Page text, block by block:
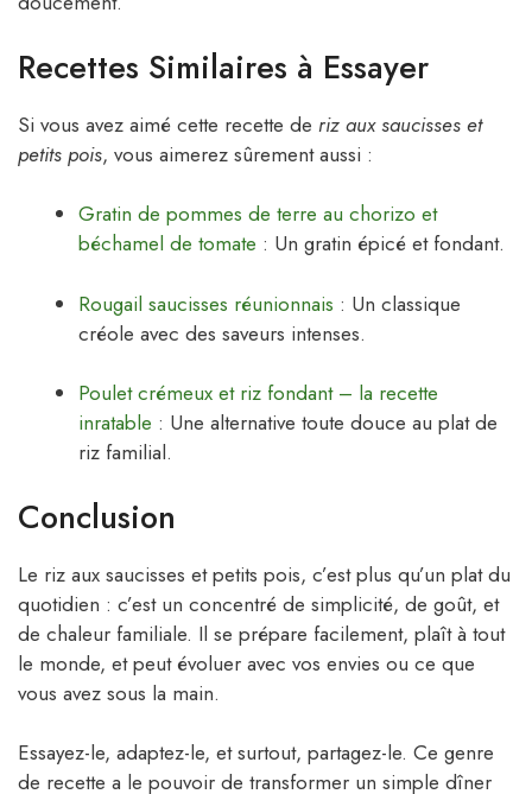
Recettes Similaires à Essayer
Si vous avez aimé cette recette de riz aux saucisses et
petits pois, vous aimerez sûrement aussi :
Gratin de pommes de terre au chorizo et
béchamel de tomate : Un gratin épicé et fondant.
Rougail saucisses réunionnais : Un classique
créole avec des saveurs intenses.
Poulet crémeux et riz fondant – la recette
inratable : Une alternative toute douce au plat de
riz familial.
Conclusion
Le riz aux saucisses et petits pois, c’est plus qu’un plat du
quotidien : c’est un concentré de simplicité, de goût, et
de chaleur familiale. Il se prépare facilement, plaît à tout
le monde, et peut évoluer avec vos envies ou ce que
vous avez sous la main.
Essayez-le, adaptez-le, et surtout, partagez-le. Ce genre
de recette a le pouvoir de transformer un simple dîner